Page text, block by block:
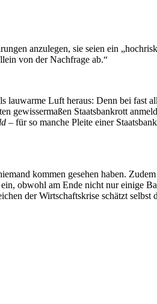
anzulegen, sie seien ein
von der Nachfrage ab.“
Luft heraus: Denn bei fast
gewissermaßen Staatsbankrott
– für so manche Pleite einer
kommen gesehen haben.
obwohl am Ende nicht nur einige
der Wirtschaftskrise schätzt selbst